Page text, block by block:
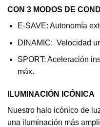
CON 3 MODOS DE
E-SAVE: Autonomía
DINAMIC: Velocidad
SPORT: Aceleración
máx.
ILUMINACIÓN ICÓNICA
Nuestro halo icónico de
una iluminación más